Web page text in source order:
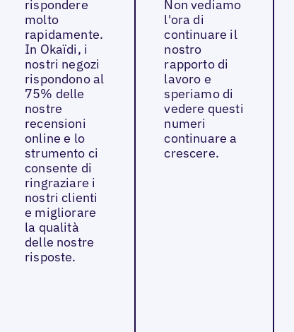
rispondere
molto
rapidamente.
In Okaïdi, i
nostri negozi
rispondono al
75% delle
nostre
recensioni
online e lo
strumento ci
consente di
ringraziare i
nostri clienti
e migliorare
la qualità
delle nostre
risposte.
Non vediamo
l'ora di
continuare il
nostro
rapporto di
lavoro e
speriamo di
vedere questi
numeri
continuare a
crescere.